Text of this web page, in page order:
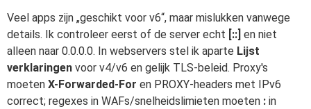
Veel apps zijn „geschikt voor v6“, maar mislukken vanwege
details. Ik controleer eerst of de server echt [::] en niet
alleen naar 0.0.0.0. In webservers stel ik aparte Lijst
verklaringen voor v4/v6 en gelijk TLS-beleid. Proxy's
moeten X-Forwarded-For en PROXY-headers met IPv6
correct; regexes in WAFs/snelheidslimieten moeten : in